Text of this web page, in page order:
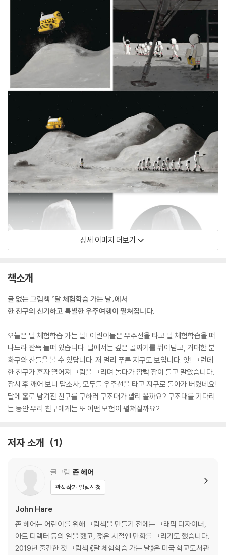
상세 이미지 더보기
책소개
글 없는 그림책 『달 체험학습 가는 날』에서
한 친구의 신기하고 특별한 우주여행이 펼쳐집니다.
오늘은 달 체험학습 가는 날! 어린이들은 우주선을 타고 달 체험학습을 떠
나느라 잔뜩 들떠 있습니다. 달에서는 깊은 골짜기를 뛰어넘고, 거대한 분
화구와 산들을 볼 수 있답니다. 저 멀리 푸른 지구도 보입니다. 앗! 그런데
한 친구가 혼자 떨어져 그림을 그리며 놀다가 깜빡 잠이 들고 말았습니다.
잠시 후 깨어 보니 맙소사, 모두들 우주선을 타고 지구로 돌아가 버렸네요!
달에 홀로 남겨진 친구를 구하러 구조대가 빨리 올까요? 구조대를 기다리
는 동안 우리 친구에게는 또 어떤 모험이 펼쳐질까요?
저자 소개 1
글그림 존 헤어
관심작가 알림신청
John Hare
존 헤어는 어린이를 위해 그림책을 만들기 전에는 그래픽 디자이너,
아트 디렉터 등의 일을 했고, 젊은 시절엔 만화를 그리기도 했습니다.
2019년 출간한 첫 그림책 《달 체험학습 가는 날》은 미국 학교도서관